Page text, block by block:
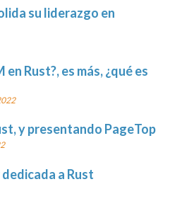
su liderazgo en
en Rust?, es más, ¿qué es
y presentando PageTop
a Rust